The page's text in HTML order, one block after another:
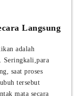
Langsung
adalah
Seringkali,para
saat proses
tersebut
mata secara